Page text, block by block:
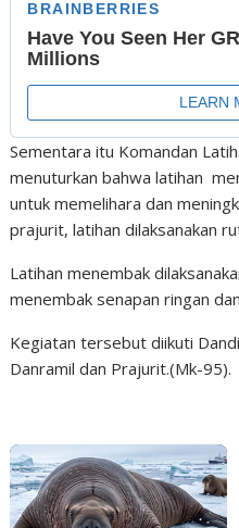
Sementara itu Komandan
menuturkan bahwa latihan
untuk memelihara dan
prajurit, latihan dilaksanakan
Latihan menembak
menembak senapan ringan
Kegiatan tersebut diikuti
Danramil dan Prajurit.(Mk-95).